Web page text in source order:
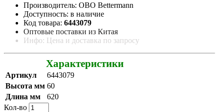
Производитель: OBO Bettermann
Доступность: в наличие
Код товара: 6443079
Оптовые поставки из Китая
Инфо: Цена и доставка по запросу
Характеристики
Артикул
6443079
Высота мм 60
Длина мм
620
Кол-во